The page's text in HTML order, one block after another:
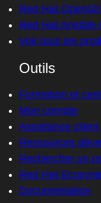
Red Hat
Red Hat Ansible
Voir tous les
Outils
Formation et
Mon compte
Assistance client
Ressources
Rechercher un
Red Hat
Documentation